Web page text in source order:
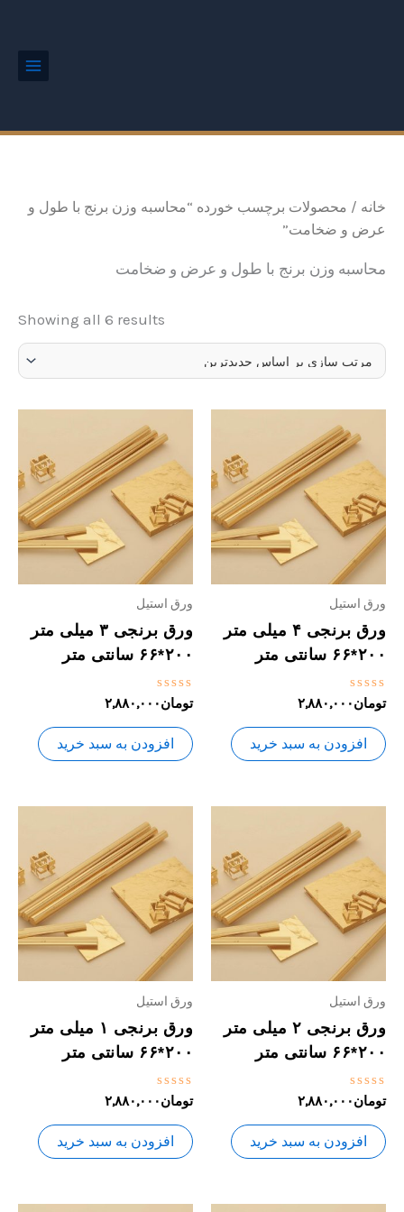
خانه / محصولات برچسب خورده “محاسبه وزن برنج با طول و
عرض و ضخامت”
محاسبه وزن برنج با طول و عرض و ضخامت
Showing all 6 results
ورق استیل
ورق برنجی ۴ میلی متر
۲۰۰*۶۶ سانتی متر
نمره
0
از
5
تومان۲,۸۸۰,۰۰۰
افزودن به سبد خرید
ورق استیل
ورق برنجی ۳ میلی متر
۲۰۰*۶۶ سانتی متر
نمره
0
از
5
تومان۲,۸۸۰,۰۰۰
افزودن به سبد خرید
ورق استیل
ورق برنجی ۲ میلی متر
۲۰۰*۶۶ سانتی متر
نمره
0
از
5
تومان۲,۸۸۰,۰۰۰
افزودن به سبد خرید
ورق استیل
ورق برنجی ۱ میلی متر
۲۰۰*۶۶ سانتی متر
نمره
0
از
5
تومان۲,۸۸۰,۰۰۰
افزودن به سبد خرید